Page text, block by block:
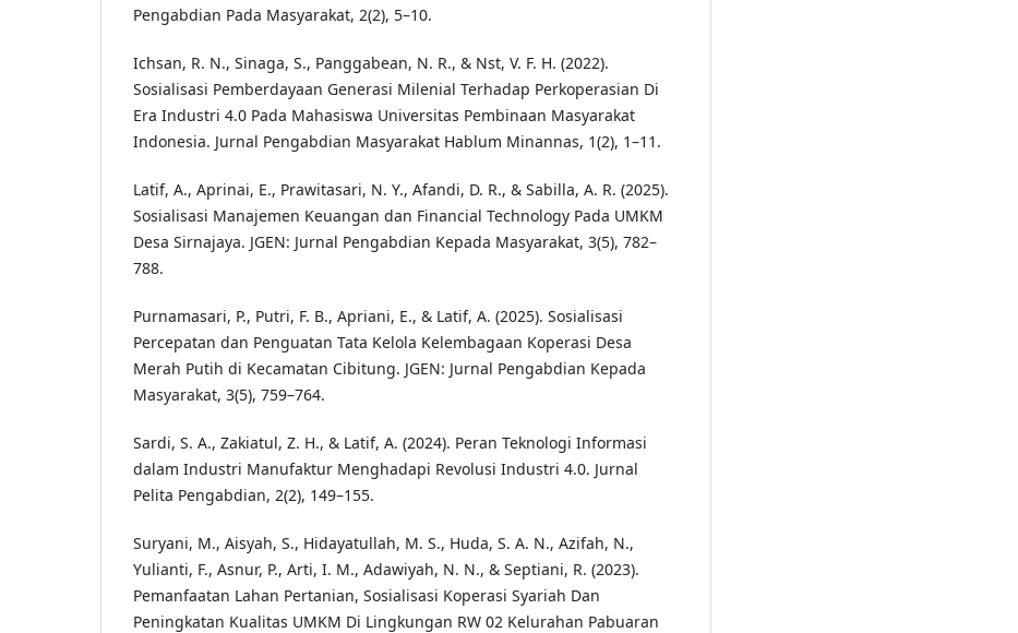
Pengabdian Pada Masyarakat, 2(2), 5–10.
Ichsan, R. N., Sinaga, S., Panggabean, N. R., & Nst, V. F. H. (2022).
Sosialisasi Pemberdayaan Generasi Milenial Terhadap Perkoperasian Di
Era Industri 4.0 Pada Mahasiswa Universitas Pembinaan Masyarakat
Indonesia. Jurnal Pengabdian Masyarakat Hablum Minannas, 1(2), 1–11.
Latif, A., Aprinai, E., Prawitasari, N. Y., Afandi, D. R., & Sabilla, A. R. (2025).
Sosialisasi Manajemen Keuangan dan Financial Technology Pada UMKM
Desa Sirnajaya. JGEN: Jurnal Pengabdian Kepada Masyarakat, 3(5), 782–
788.
Purnamasari, P., Putri, F. B., Apriani, E., & Latif, A. (2025). Sosialisasi
Percepatan dan Penguatan Tata Kelola Kelembagaan Koperasi Desa
Merah Putih di Kecamatan Cibitung. JGEN: Jurnal Pengabdian Kepada
Masyarakat, 3(5), 759–764.
Sardi, S. A., Zakiatul, Z. H., & Latif, A. (2024). Peran Teknologi Informasi
dalam Industri Manufaktur Menghadapi Revolusi Industri 4.0. Jurnal
Pelita Pengabdian, 2(2), 149–155.
Suryani, M., Aisyah, S., Hidayatullah, M. S., Huda, S. A. N., Azifah, N.,
Yulianti, F., Asnur, P., Arti, I. M., Adawiyah, N. N., & Septiani, R. (2023).
Pemanfaatan Lahan Pertanian, Sosialisasi Koperasi Syariah Dan
Peningkatan Kualitas UMKM Di Lingkungan RW 02 Kelurahan Pabuaran